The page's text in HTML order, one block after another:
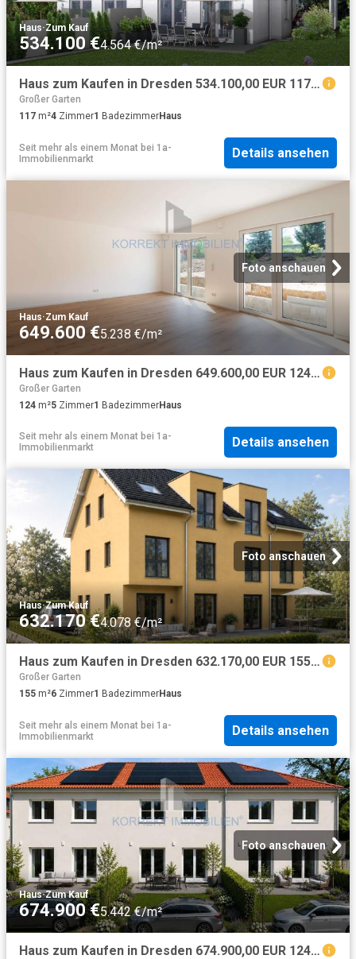
Haus·Zum Kauf
534.100 €4.564 €/m²
Haus zum Kaufen in Dresden 534.100,00 EUR 117 m²
Großer Garten
117 m²4 Zimmer1 BadezimmerHaus
Seit mehr als einem Monat bei 1a-
Immobilienmarkt
Details ansehen
Foto anschauen
Haus·Zum Kauf
649.600 €5.238 €/m²
Haus zum Kaufen in Dresden 649.600,00 EUR 124 m²
Großer Garten
124 m²5 Zimmer1 BadezimmerHaus
Seit mehr als einem Monat bei 1a-
Immobilienmarkt
Details ansehen
Foto anschauen
Haus·Zum Kauf
632.170 €4.078 €/m²
Haus zum Kaufen in Dresden 632.170,00 EUR 155 m²
Großer Garten
155 m²6 Zimmer1 BadezimmerHaus
Seit mehr als einem Monat bei 1a-
Immobilienmarkt
Details ansehen
Foto anschauen
Haus·Zum Kauf
674.900 €5.442 €/m²
Haus zum Kaufen in Dresden 674.900,00 EUR 124 m²